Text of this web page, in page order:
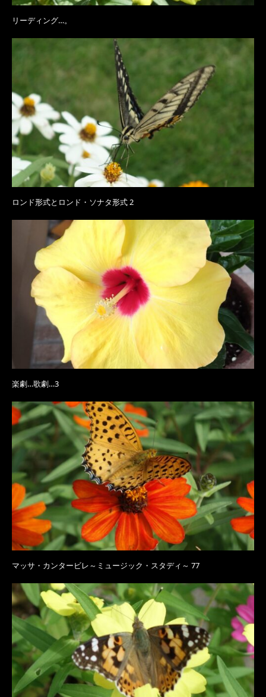
リーディング…。
ロンド形式とロンド・ソナタ形式 2
楽劇…歌劇…3
マッサ・カンタービレ～ミュージック・スタディ～ 77